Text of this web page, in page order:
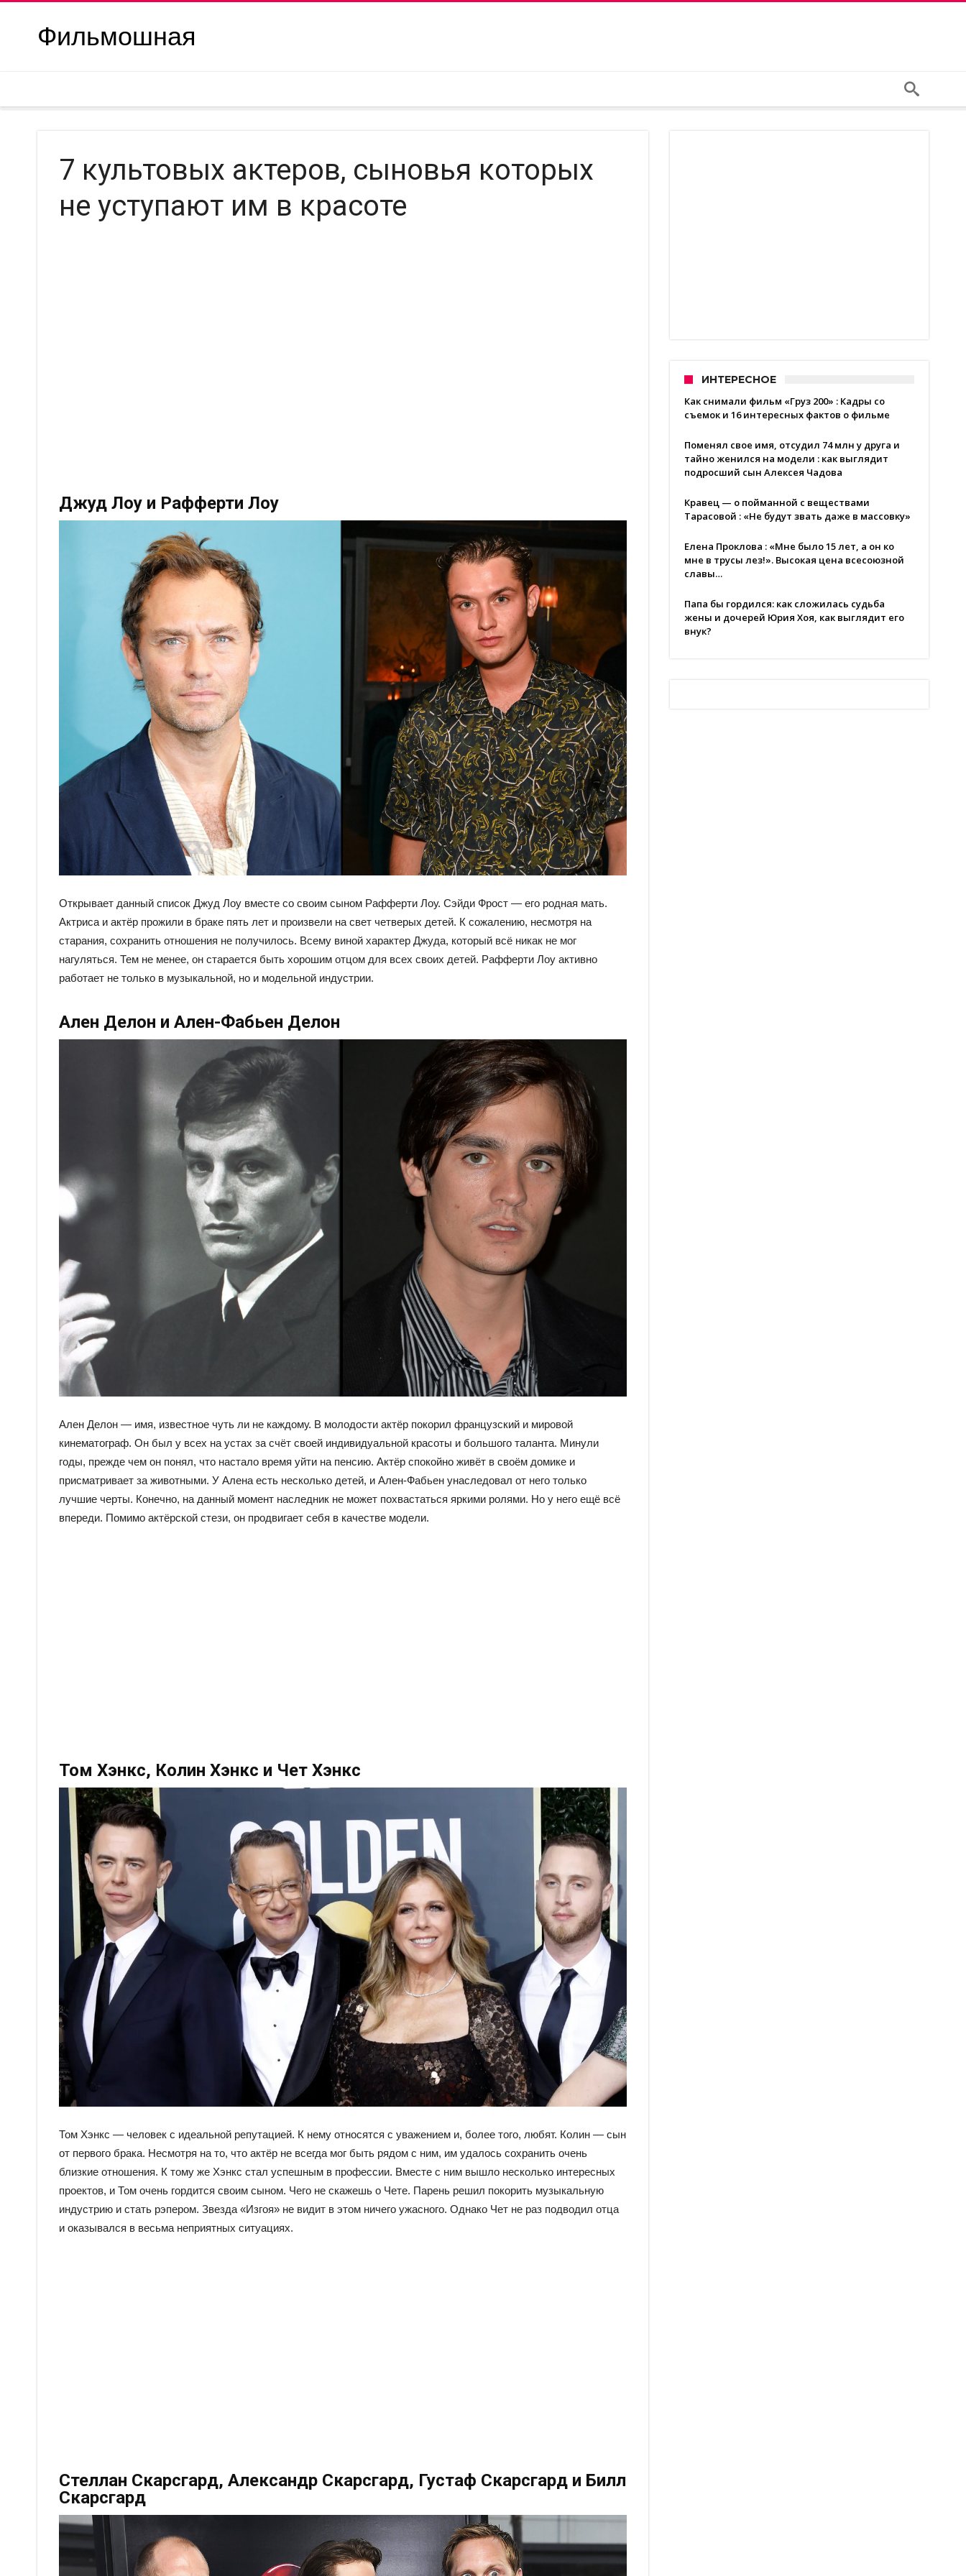
Фильмошная
7 культовых актеров, сыновья которых
не уступают им в красоте
Джуд Лоу и Рафферти Лоу
Открывает данный список Джуд Лоу вместе со своим сыном Рафферти Лоу. Сэйди Фрост — его родная мать.
Актриса и актёр прожили в браке пять лет и произвели на свет четверых детей. К сожалению, несмотря на
старания, сохранить отношения не получилось. Всему виной характер Джуда, который всё никак не мог
нагуляться. Тем не менее, он старается быть хорошим отцом для всех своих детей. Рафферти Лоу активно
работает не только в музыкальной, но и модельной индустрии.
Ален Делон и Ален-Фабьен Делон
Ален Делон — имя, известное чуть ли не каждому. В молодости актёр покорил французский и мировой
кинематограф. Он был у всех на устах за счёт своей индивидуальной красоты и большого таланта. Минули
годы, прежде чем он понял, что настало время уйти на пенсию. Актёр спокойно живёт в своём домике и
присматривает за животными. У Алена есть несколько детей, и Ален-Фабьен унаследовал от него только
лучшие черты. Конечно, на данный момент наследник не может похвастаться яркими ролями. Но у него ещё всё
впереди. Помимо актёрской стези, он продвигает себя в качестве модели.
Том Хэнкс, Колин Хэнкс и Чет Хэнкс
Том Хэнкс — человек с идеальной репутацией. К нему относятся с уважением и, более того, любят. Колин — сын
от первого брака. Несмотря на то, что актёр не всегда мог быть рядом с ним, им удалось сохранить очень
близкие отношения. К тому же Хэнкс стал успешным в профессии. Вместе с ним вышло несколько интересных
проектов, и Том очень гордится своим сыном. Чего не скажешь о Чете. Парень решил покорить музыкальную
индустрию и стать рэпером. Звезда «Изгоя» не видит в этом ничего ужасного. Однако Чет не раз подводил отца
и оказывался в весьма неприятных ситуациях.
Стеллан Скарсгард, Александр Скарсгард, Густаф Скарсгард и Билл
Скарсгард
ИНТЕРЕСНОЕ
Как снимали фильм «Груз 200» : Кадры со
съемок и 16 интересных фактов о фильме
Поменял свое имя, отсудил 74 млн у друга и
тайно женился на модели : как выглядит
подросший сын Алексея Чадова
Кравец — о пойманной с веществами
Тарасовой : «Не будут звать даже в массовку»
Елена Проклова : «Мне было 15 лет, а он ко
мне в трусы лез!». Высокая цена всесоюзной
славы…
Папа бы гордился: как сложилась судьба
жены и дочерей Юрия Хоя, как выглядит его
внук?